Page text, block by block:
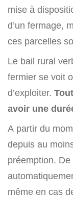
mise à
d’un fermage,
ces parcelles
Le bail rural
fermier se voit
d’exploiter.
avoir une
A partir du
depuis au
préemption. De
même en cas